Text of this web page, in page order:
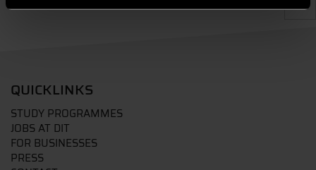
QUICKLINKS
STUDY PROGRAMMES
JOBS AT DIT
FOR BUSINESSES
PRESS